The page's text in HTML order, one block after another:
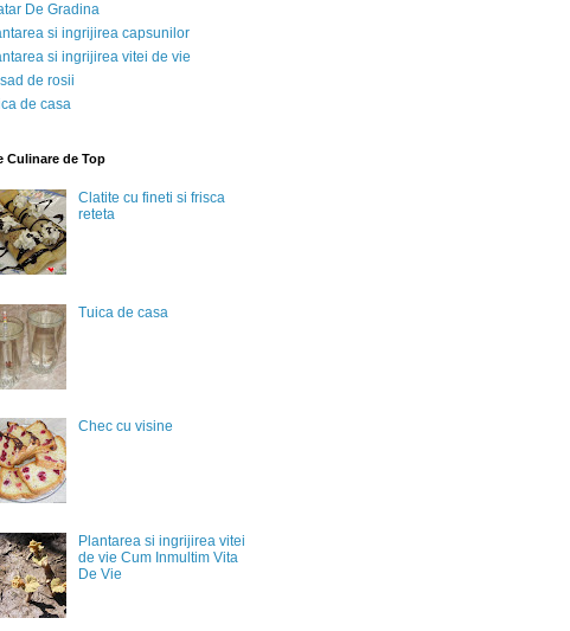
De Gradina
si ingrijirea capsunilor
si ingrijirea vitei de vie
de rosii
de casa
Culinare de Top
Clatite cu fineti si frisca
reteta
Tuica de casa
Chec cu visine
Plantarea si ingrijirea vitei
de vie Cum Inmultim Vita
De Vie